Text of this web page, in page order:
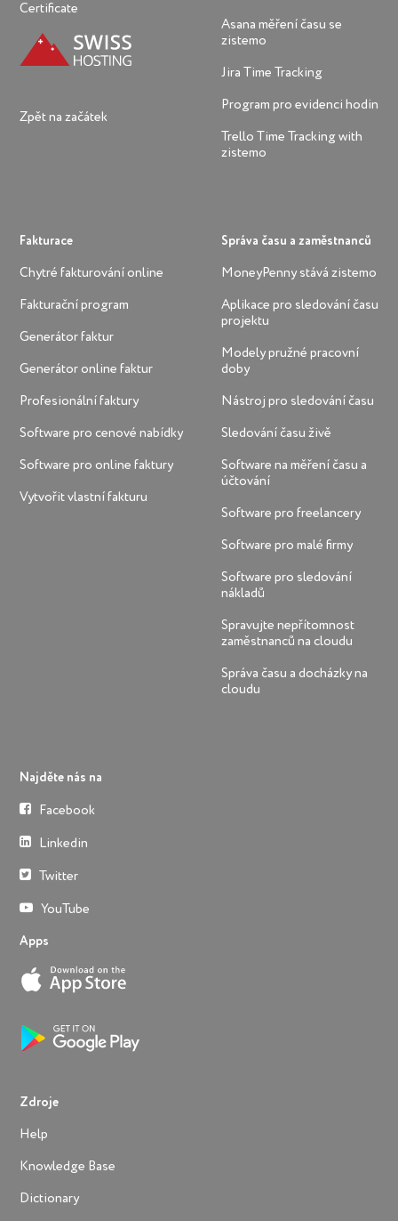
Certificate
Zpět na začátek
Fakturace
Chytré fakturování online
Fakturační program
Generátor faktur
Generátor online faktur
Profesionální faktury
Software pro cenové nabídky
Software pro online faktury
Vytvořit vlastní fakturu
Asana měření času se
zistemo
Jira Time Tracking
Program pro evidenci hodin
Trello Time Tracking with
zistemo
Správa času a zaměstnanců
MoneyPenny stává zistemo
Aplikace pro sledování času
projektu
Modely pružné pracovní
doby
Nástroj pro sledování času
Sledování času živě
Software na měření času a
účtování
Software pro freelancery
Software pro malé firmy
Software pro sledování
nákladů
Spravujte nepřítomnost
zaměstnanců na cloudu
Správa času a docházky na
cloudu
Najděte nás na
Facebook
Linkedin
Twitter
YouTube
Apps
Zdroje
Help
Knowledge Base
Dictionary